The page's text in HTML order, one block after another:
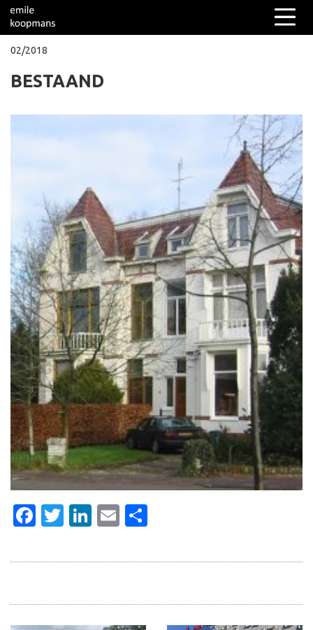
Over mij
02/2018
BESTAAND
Facebook
Twitter
LinkedIn
Email